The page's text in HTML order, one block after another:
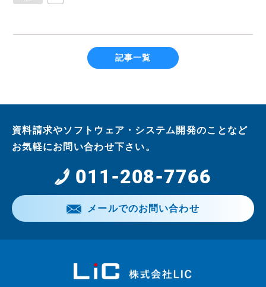
記事一覧
資料請求やソフトウェア・システム開発のことなど
お気軽にお問い合わせ下さい。
011-208-7766
メールでのお問い合わせ